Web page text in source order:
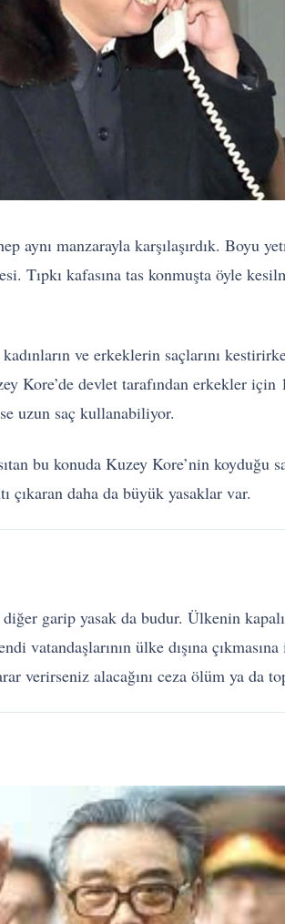
aynı manzarayla karşılaşırdık. Boyu
Tıpkı kafasına tas konmuşta öyle
kadınların ve erkeklerin saçlarını
Kore’de devlet tarafından erkekler
uzun saç kullanabiliyor.
bu konuda Kuzey Kore’nin koyduğu
çıkaran daha da büyük yasaklar var.
diğer garip yasak da budur. Ülkenin
vatandaşlarının ülke dışına
verirseniz alacağını ceza ölüm ya da